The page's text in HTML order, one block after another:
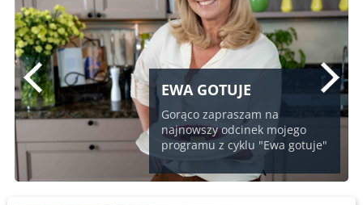
EWA GOTUJE
Gorąco zapraszam na
najnowszy odcinek mojego
programu z cyklu "Ewa gotuje"